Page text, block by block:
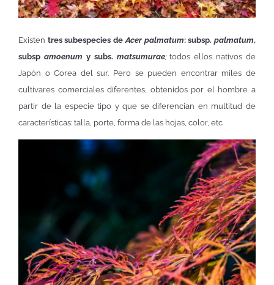
Existen tres subespecies deAcer palmatum: subsp.palmatum,
subsp amoenum y subs. matsumurae;todos ellos nativos de
Japón o Corea del sur. Pero se pueden encontrar miles de
cultivares comerciales diferentes, obtenidos por el hombre a
partir de la especie tipo y que se diferencian en multitud de
características: talla, porte, forma de las hojas, color, etc